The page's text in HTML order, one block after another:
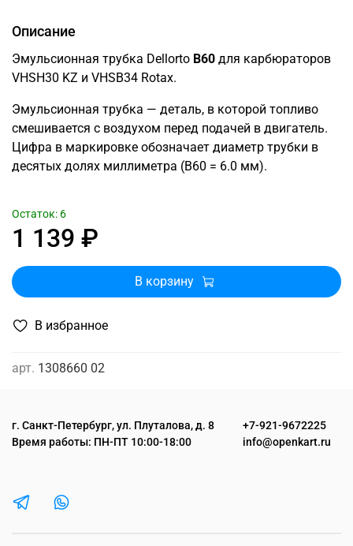
В избранное
арт. 1308660 02
Описание
Эмульсионная трубка Dellorto B60 для карбюраторов
VHSH30 KZ и VHSB34 Rotax.
Эмульсионная трубка — деталь, в которой топливо
смешивается с воздухом перед подачей в двигатель.
Цифра в маркировке обозначает диаметр трубки в
десятых долях миллиметра (B60 = 6.0 мм).
1 139 ₽
Остаток: 6
В корзину
г. Санкт-Петербург, ул. Плуталова, д. 8
Время работы: ПН-ПТ 10:00-18:00
+7-921-9672225
info@openkart.ru